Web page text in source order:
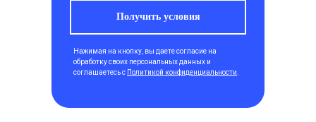
Получить условия
Нажимая на кнопку, вы даете согласие на
обработку своих персональных данных и
соглашаетесь с Политикой конфиденциальности.